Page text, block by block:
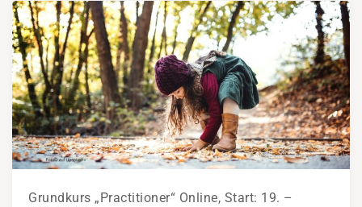
Grundkurs „Practitioner“ Online, Start: 19. –